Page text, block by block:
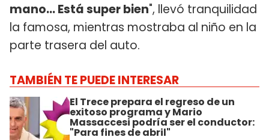
mano... Está super bien", llevó tranquilidad
la famosa, mientras mostraba al niño en la
parte trasera del auto.
TAMBIÉN TE PUEDE INTERESAR
El Trece prepara el regreso de un
exitoso programa y Mario
Massaccesi podría ser el conductor:
"Para fines de abril"